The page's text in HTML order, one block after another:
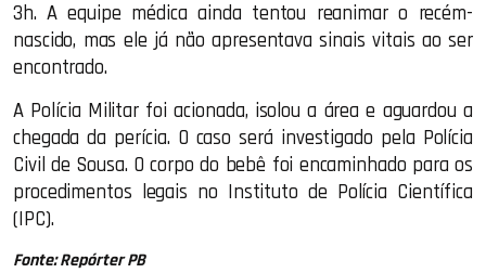
3h. A equipe médica ainda tentou reanimar o recém-
nascido, mas ele já não apresentava sinais vitais ao ser
encontrado.
A Polícia Militar foi acionada, isolou a área e aguardou a
chegada da perícia. O caso será investigado pela Polícia
Civil de Sousa. O corpo do bebê foi encaminhado para os
procedimentos legais no Instituto de Polícia Científica
(IPC).
Fonte: Repórter PB